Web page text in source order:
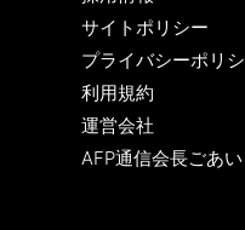
サイトポリシー
プライバシーポリ
利用規約
運営会社
AFP通信会長ごあ